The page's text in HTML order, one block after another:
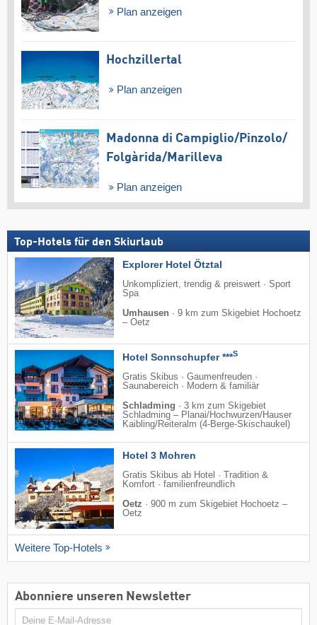
Plan anzeigen
Hochzillertal
Plan anzeigen
Madonna di Campiglio/​Pinzolo/​
Folgàrida/​Marilleva
Plan anzeigen
Top-Hotels für den Skiurlaub
Explorer Hotel Ötztal
Unkompliziert, trendig & preiswert · Sport
Spa
Umhausen · 9 km zum Skigebiet Hochoetz
– Oetz
Hotel Sonnschupfer ***S
Gratis Skibus · Gaumenfreuden ·
Saunabereich · Modern & familiär
Schladming · 3 km zum Skigebiet
Schladming – Planai/​Hochwurzen/​Hauser
Kaibling/​Reiteralm (4-Berge-Skischaukel)
Hotel 3 Mohren
Gratis Skibus ab Hotel · Tradition &
Komfort · familienfreundlich
Oetz · 900 m zum Skigebiet Hochoetz –
Oetz
Weitere Top-Hotels
Abonniere unseren Newsletter
E-